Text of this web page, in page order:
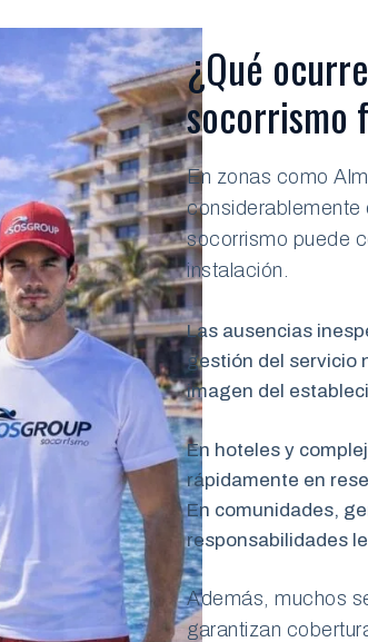
¿Qué
socorrismo
En zonas como
considerablemente
socorrismo puede
instalación.
Las ausencias
gestión del servicio
imagen del
En hoteles y
rápidamente en
En comunidades,
responsabilidades
Además, muchos
garantizan